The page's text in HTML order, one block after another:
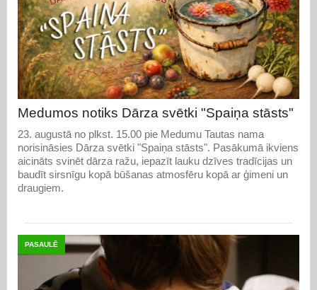
Medumos notiks Dārza svētki "Spaiņa stāsts"
23. augustā no plkst. 15.00 pie Medumu Tautas nama
norisināsies Dārza svētki "Spaiņa stāsts". Pasākumā ikviens
aicināts svinēt dārza ražu, iepazīt lauku dzīves tradīcijas un
baudīt sirsnīgu kopā būšanas atmosfēru kopā ar ģimeni un
draugiem.
PASAULĒ